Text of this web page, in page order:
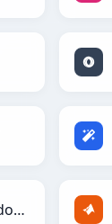
XML ते Markdown